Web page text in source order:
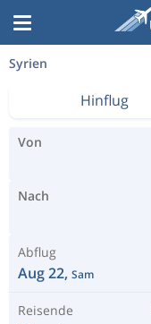
Syrien
Hinflug
Von
Nach
Abflug
Aug 22, Sam
Reisende